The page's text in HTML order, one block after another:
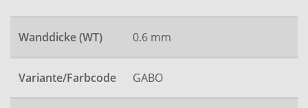
Wanddicke (WT) 0.6 mm
Variante/Farbcode GABO